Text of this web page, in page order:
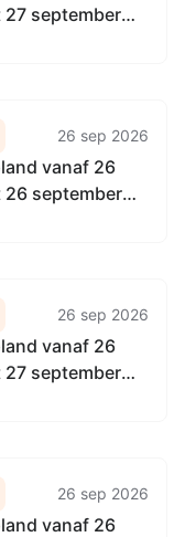
september
26 sep 2026
vanaf 26
september
26 sep 2026
vanaf 26
september
26 sep 2026
vanaf 26